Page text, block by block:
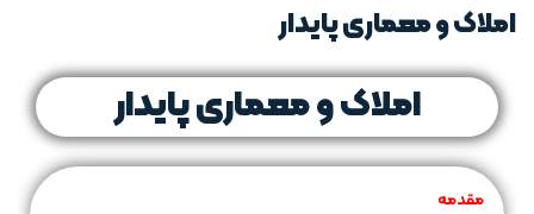
املاک و معماری پایدار
املاک و معماری پایدار
مقدمه